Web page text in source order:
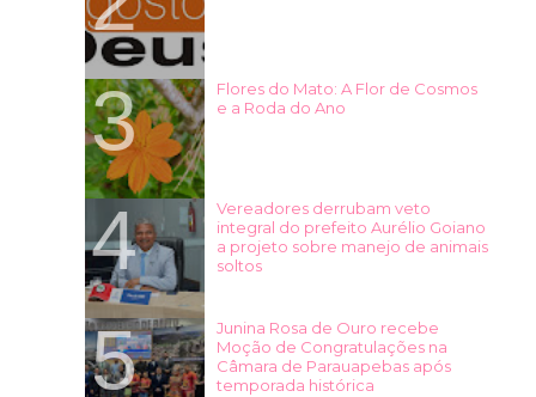
Flores do Mato: A Flor de Cosmos
e a Roda do Ano
Vereadores derrubam veto
integral do prefeito Aurélio Goiano
a projeto sobre manejo de animais
soltos
Junina Rosa de Ouro recebe
Moção de Congratulações na
Câmara de Parauapebas após
temporada histórica